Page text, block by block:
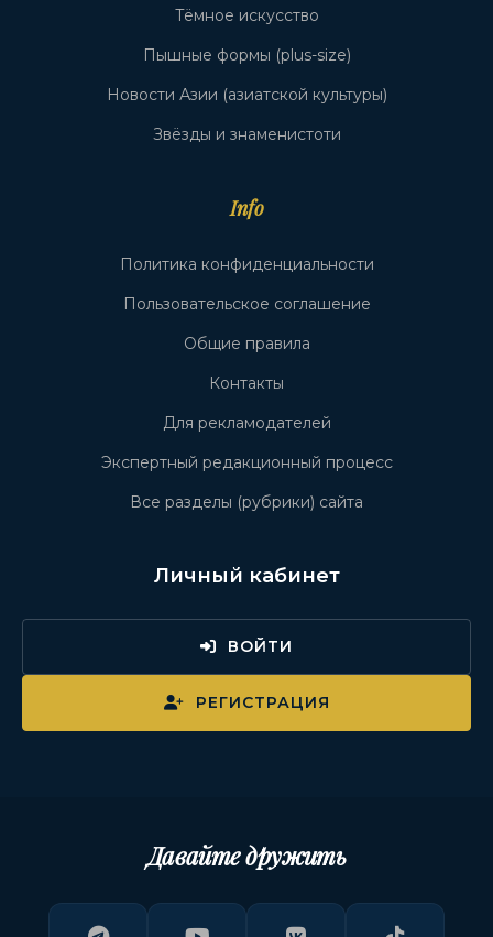
Тёмное искусство
Пышные формы (plus-size)
Новости Азии (азиатской культуры)
Звёзды и знаменистоти
Info
Политика конфиденциальности
Пользовательское соглашение
Общие правила
Контакты
Для рекламодателей
Экспертный редакционный процесс
Все разделы (рубрики) сайта
Личный кабинет
ВОЙТИ
РЕГИСТРАЦИЯ
Давайте дружить